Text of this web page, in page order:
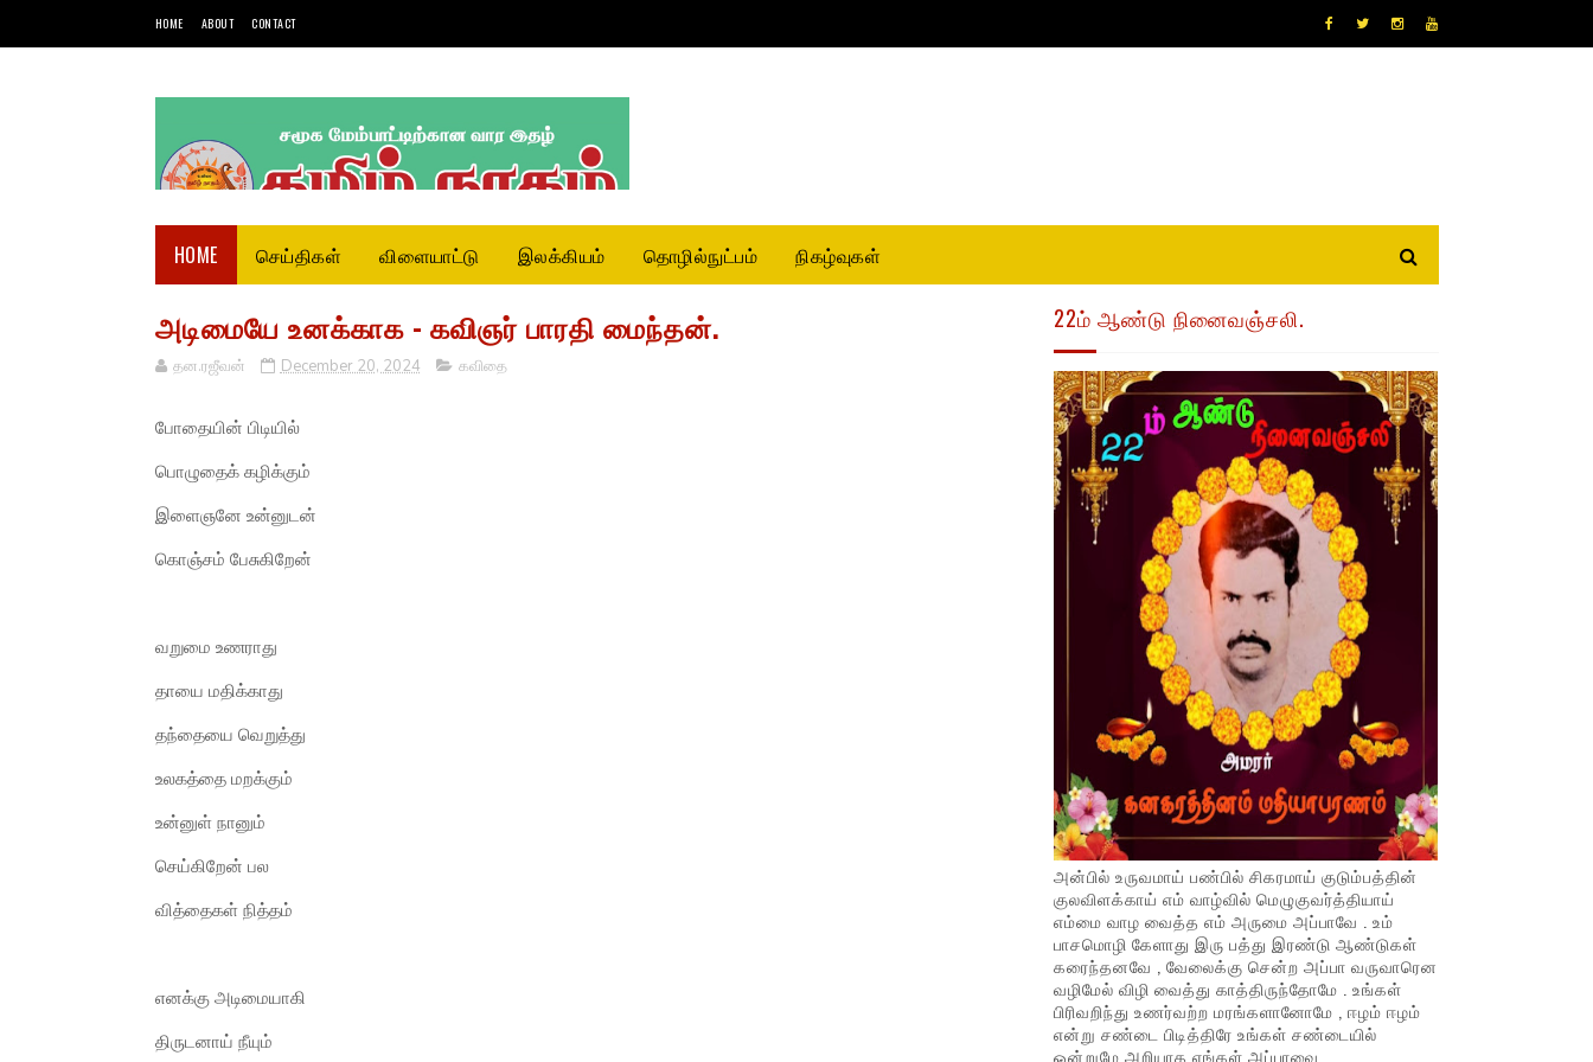
HOME ABOUT CONTACT
HOME செய்திகள் விளையாட்டு இலக்கியம் தொழில்நுட்பம் நிகழ்வுகள்
அடிமையே உனக்காக - கவிஞர் பாரதி மைந்தன்.
தன.ரஜீவன் December 20, 2024 கவிதை
போதையின் பிடியில்
பொழுதைக் கழிக்கும்
இளைஞனே உன்னுடன்
கொஞ்சம் பேசுகிறேன்
வறுமை உணராது
தாயை மதிக்காது
தந்தையை வெறுத்து
உலகத்தை மறக்கும்
உன்னுள் நானும்
செய்கிறேன் பல
வித்தைகள் நித்தம்
எனக்கு அடிமையாகி
திருடனாய் நீயும்
22ம் ஆண்டு நினைவஞ்சலி.
அன்பில் உருவமாய் பண்பில் சிகரமாய் குடும்பத்தின்
குலவிளக்காய் எம் வாழ்வில் மெழுகுவர்த்தியாய்
எம்மை வாழ வைத்த எம் அருமை அப்பாவே . உம்
பாசமொழி கேளாது இரு பத்து இரண்டு ஆண்டுகள்
கரைந்தனவே , வேலைக்கு சென்ற அப்பா வருவாரென
வழிமேல் விழி வைத்து காத்திருந்தோமே . உங்கள்
பிரிவறிந்து உணர்வற்ற மரங்களானோமே , ஈழம் ஈழம்
என்று சண்டை பிடித்திரே உங்கள் சண்டையில்
ஒன்றுமே அறியாத எங்கள் அப்பாவை